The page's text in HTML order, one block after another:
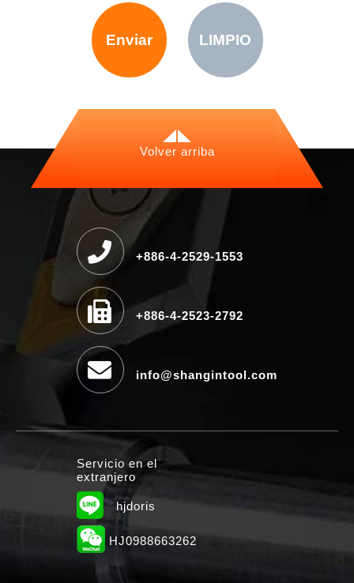
Enviar LIMPIO
Volver arriba
+886-4-2529-1553
+886-4-2523-2792
info@shangintool.com
Servicio en el
extranjero
hjdoris
HJ0988663262